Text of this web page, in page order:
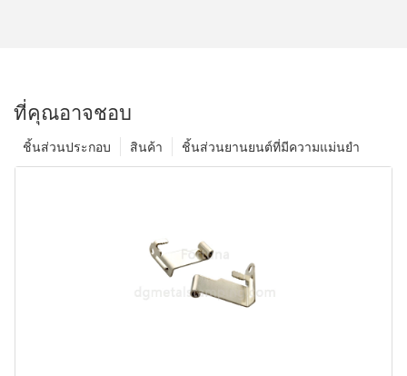
ที่คุณอาจชอบ
ชิ้นส่วนยานยนต์ที่มีความแม่นยำ
สินค้า
ชิ้นส่วนประกอบ